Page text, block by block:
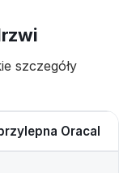
szczegóły
Oracal